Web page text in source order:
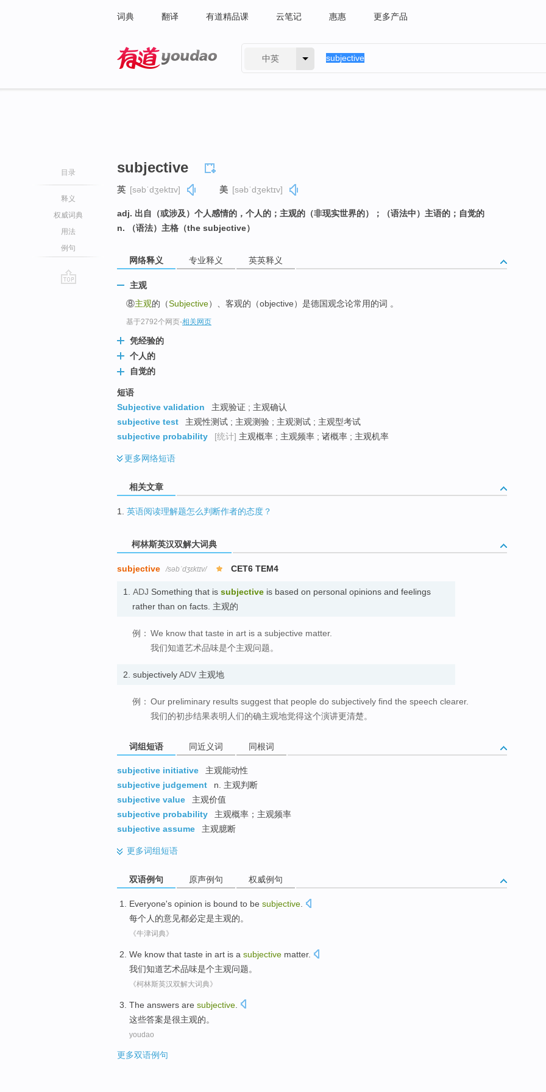
词典 翻译 有道精品课 云笔记 惠惠 更多产品
中英
目录
释义
权威词典
用法
例句
subjective
英 [səbˈdʒektɪv] 美 [səbˈdʒektɪv]
adj. 出自（或涉及）个人感情的，个人的；主观的（非现实世界的）；（语法中）主语的；自觉的
n. （语法）主格（the subjective）
网络释义 专业释义 英英释义
主观
⑧主观的（Subjective）、客观的（objective）是德国观念论常用的词 。
基于2792个网页-相关网页
凭经验的
个人的
自觉的
短语
Subjective validation
主观验证 ; 主观确认
subjective test
主观性测试 ; 主观测验 ; 主观测试 ; 主观型考试
subjective probability
[统计] 主观概率 ; 主观频率 ; 诸概率 ; 主观机率
更多网络短语
相关文章
1. 英语阅读理解题怎么判断作者的态度？
柯林斯英汉双解大词典
subjective /səbˈdʒɛktɪv/ CET6 TEM4
1. ADJ Something that is subjective is based on personal opinions and feelings
rather than on facts. 主观的
例： We know that taste in art is a subjective matter.
我们知道艺术品味是个主观问题。
2. subjectivelyADV 主观地
例： Our preliminary results suggest that people do subjectively find the speech clearer.
我们的初步结果表明人们的确主观地觉得这个演讲更清楚。
词组短语 同近义词 同根词
subjective initiative
主观能动性
subjective judgement
n. 主观判断
subjective value
主观价值
subjective probability
主观概率；主观频率
subjective assume
主观臆断
更多词组短语
双语例句 原声例句 权威例句
Everyone's opinion is bound to be subjective
每个人 的意见都必定是主观的。
《牛津词典》
We know that taste in art is a subjective matter.
我们知道艺术品味是个主观问题。
《柯林斯英汉双解大词典》
The answers are subjective
这些答案是很主观的。
youdao
更多双语例句